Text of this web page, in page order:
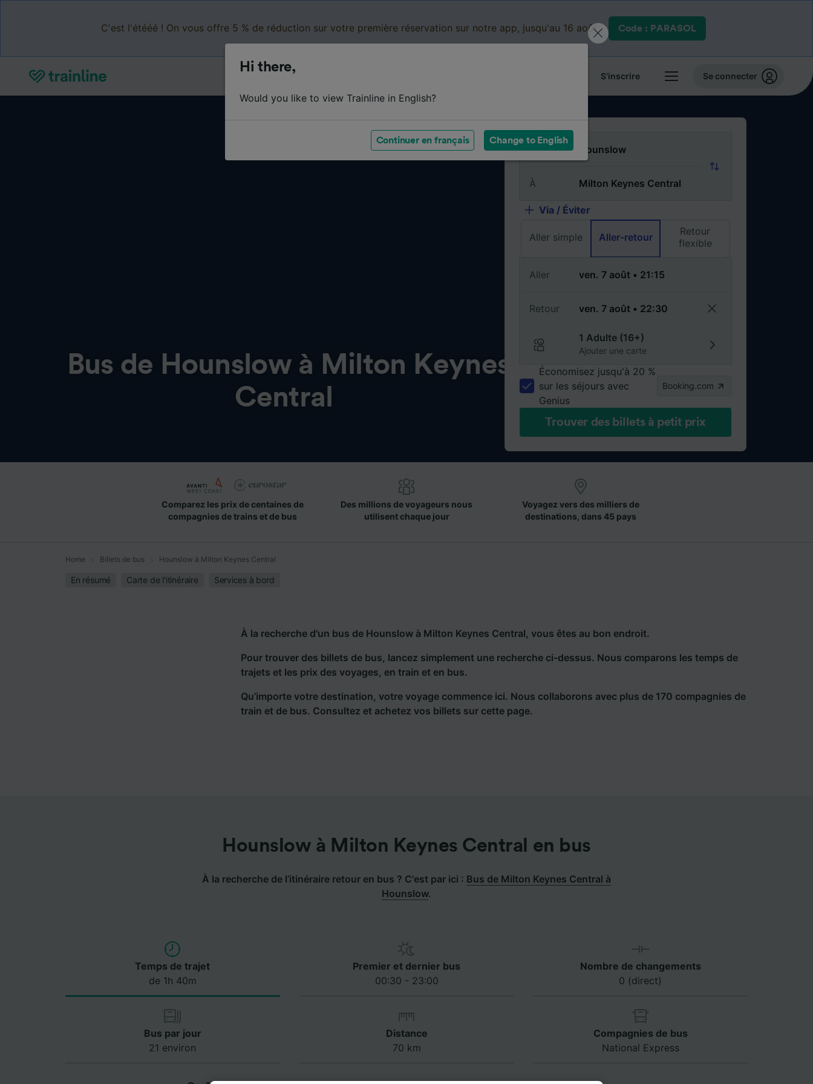
C'est l'étééé ! On vous offre 5 % de réduction sur votre première réservation sur notre app, jusqu'au 16 août. Code : PARASOL
S'inscrire Se connecter
Bus de Hounslow à Milton Keynes
Central
De
À
Via / Éviter
Aller simple Aller-retour
Retour
flexible
Aller
Retour
1 Adulte (16+)
Ajouter une carte
Économisez jusqu'à 20 %
sur les séjours avec
Genius
Booking.com
Trouver des billets à petit prix
Comparez les prix de centaines de
compagnies de trains et de bus
Des millions de voyageurs nous
utilisent chaque jour
Voyagez vers des milliers de
destinations, dans 45 pays
Home Billets de bus Hounslow à Milton Keynes Central
En résumé Carte de l'itinéraire Services à bord
À la recherche d'un bus de Hounslow à Milton Keynes Central, vous êtes au bon endroit.
Pour trouver des billets de bus, lancez simplement une recherche ci-dessus. Nous comparons les temps de
trajets et les prix des voyages, en train et en bus.
Qu’importe votre destination, votre voyage commence ici. Nous collaborons avec plus de 170 compagnies de
train et de bus. Consultez et achetez vos billets sur cette page.
Hounslow à Milton Keynes Central en bus
À la recherche de l’itinéraire retour en bus ? C'est par ici : Bus de Milton Keynes Central à
Hounslow.
Temps de trajet
de 1h 40m
Premier et dernier bus
00:30 - 23:00
Nombre de changements
0 (direct)
Bus par jour
21 environ
Distance
70 km
Compagnies de bus
National Express
Hi there,
Would you like to view Trainline in English?
Continuer en français Change to English